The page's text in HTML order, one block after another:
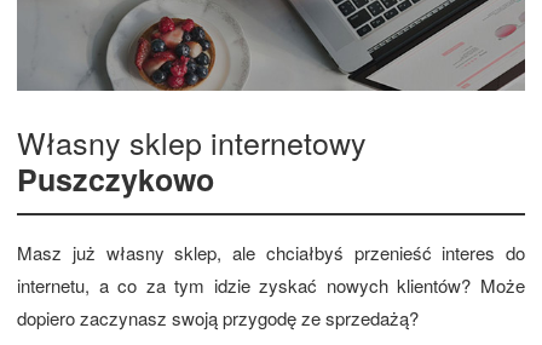
Własny sklep internetowy
Puszczykowo
Masz już własny sklep, ale chciałbyś przenieść interes do
internetu, a co za tym idzie zyskać nowych klientów? Może
dopiero zaczynasz swoją przygodę ze sprzedażą?